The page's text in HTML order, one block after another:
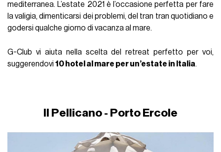
mediterranea. L’estate 2021 è l’occasione perfetta per fare
la valigia, dimenticarsi dei problemi, del tran tran quotidiano e
godersi qualche giorno di vacanza al mare.
G-Club vi aiuta nella scelta del retreat perfetto per voi,
suggerendovi10 hotel al mare per un’estate in Italia.
Il Pellicano - Porto Ercole